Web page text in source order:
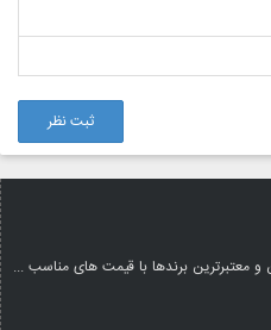
ثبت نظر
و معتبرترین برندها با قیمت های مناسب ...